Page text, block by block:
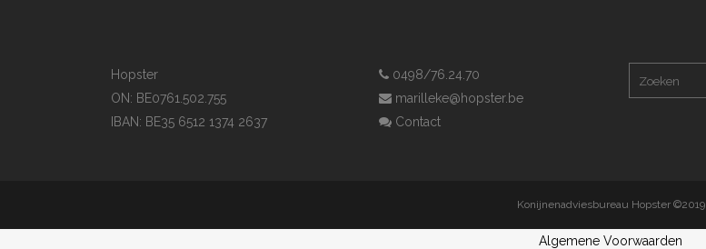
Hopster
ON: BE0761.502.755
IBAN: BE35 6512 1374 2637
0498/76.24.70
marilleke@hopster.be
Contact
Konijnenadviesbureau Hopster ©2019
Algemene Voorwaarden